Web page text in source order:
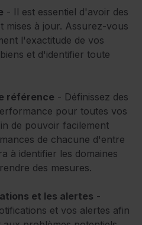
- Il est essentiel d'avoir des
mises à jour. Assurez-vous
l'exactitude de vos
et d'identifier toute
référence - Définissez des
pour toutes vos
de pouvoir facilement
de chacune d'entre
à identifier les domaines
des mesures.
et les alertes -
et vos alertes afin